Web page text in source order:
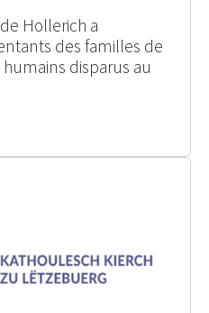
Hollerich a
des familles de
disparus au